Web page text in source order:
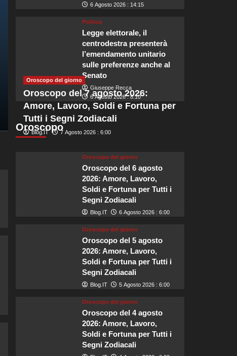
sarà tra i luoghi più felici
6 Agosto 2026 : 23:55
Naviga tra i maestosi alberi delle barche nel porto e passeggia tra le
mura della città. Qui potrai...
Leggi tuttoLeggi
di
più
su
La
meravigliosa
città
6 Agosto 2026 : 14:15
Politica
Legge elettorale, il
centrodestra presenterà
l’emendamento unitario
sulle preferenze anche al
Senato
Giuseppe Recca
6 Agosto 2026 : 8:10
Oroscopo
Oroscopo del giorno
Oroscopo del 7 agosto 2026:
Amore, Lavoro, Soldi e Fortuna per
Tutti i Segni Zodiacali
Blog.IT 7 Agosto 2026 : 6:00
Oroscopo del giorno
Oroscopo del 6 agosto
2026: Amore, Lavoro,
Soldi e Fortuna per Tutti i
Segni Zodiacali
Blog.IT 6 Agosto 2026 : 6:00
Oroscopo del giorno
Oroscopo del 5 agosto
2026: Amore, Lavoro,
Soldi e Fortuna per Tutti i
Segni Zodiacali
Blog.IT 5 Agosto 2026 : 6:00
Oroscopo del giorno
Oroscopo del 4 agosto
2026: Amore, Lavoro,
Soldi e Fortuna per Tutti i
Segni Zodiacali